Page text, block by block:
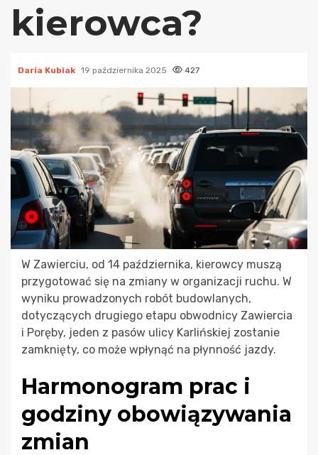
kierowca?
Daria Kubiak 19 października 2025 427
W Zawierciu, od 14 października, kierowcy muszą
przygotować się na zmiany w organizacji ruchu. W
wyniku prowadzonych robót budowlanych,
dotyczących drugiego etapu obwodnicy Zawiercia
i Poręby, jeden z pasów ulicy Karlińskiej zostanie
zamknięty, co może wpłynąć na płynność jazdy.
Harmonogram prac i
godziny obowiązywania
zmian